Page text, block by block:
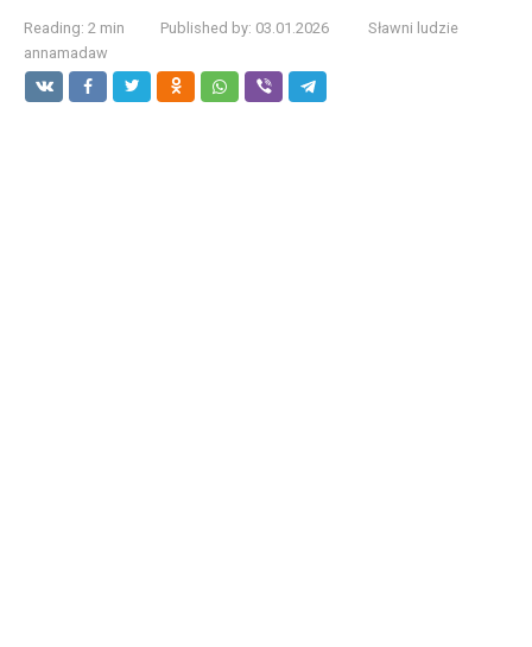
Reading: 2 min Published by: 03.01.2026
Sławni ludzie
annamadaw